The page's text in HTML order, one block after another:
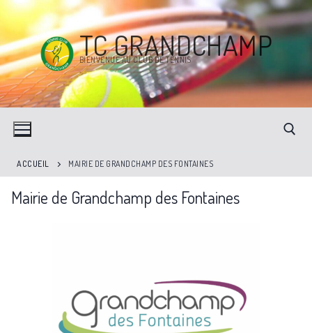
TC GRANDCHAMP
BIENVENUE AU CLUB DE TENNIS
ACCUEIL MAIRIE DE GRANDCHAMP DES FONTAINES
Mairie de Grandchamp des Fontaines